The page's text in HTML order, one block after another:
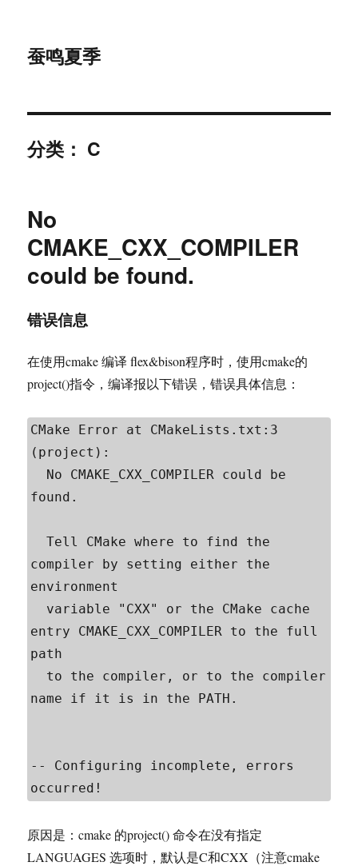
蚕鸣夏季
分类： C
No
CMAKE_CXX_COMPILER
could be found.
错误信息
在使用cmake 编译 flex&bison程序时，使用cmake的
project()指令，编译报以下错误，错误具体信息：
CMake Error at CMakeLists.txt:3
(project):
found.
  Tell CMake where to find the
compiler by setting either the
environment
entry CMAKE_CXX_COMPILER to the full
path
name if it is in the PATH.
-- Configuring incomplete, errors
occurred!
原因是：cmake 的project() 命令在没有指定
LANGUAGES 选项时，默认是C和CXX（注意cmake